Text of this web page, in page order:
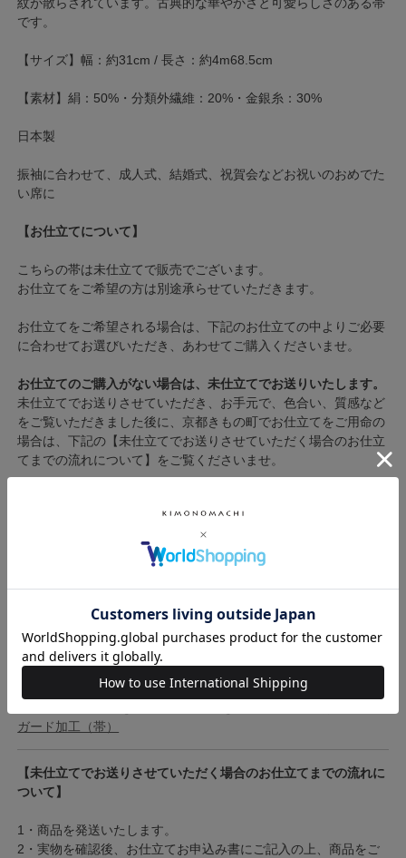
です。
【サイズ】幅：約31cm / 長さ：約4m68.5cm
【素材】絹：50%・分類外繊維：20%・金銀糸：30%
日本製
振袖に合わせて、成人式、結婚式、祝賀会などお祝いのおめでた
い席に
【お仕立てについて】
こちらの帯は未仕立てで販売でございます。
お仕立てをご希望の方は別途承らせていただきます。
お仕立てをご希望される場合は、下記のお仕立ての中よりご必要
に合わせてお選びいただき、あわせてご購入くださいませ。
お仕立てのご購入がない場合は、未仕立てでお送りいたします。
未仕立てでお送りさせていただき、お手元で、色合い、質感など
をご覧いただきました後に、京都きもの町でお仕立てをご用命の
場合は、下記の【未仕立てでお送りさせていただく場合のお仕立
てまでの流れについて】をご覧くださいませ。
絹芯は基本的に、綿芯に比べ柔らかく軽いのが特徴的です。綿芯
が絹芯に劣るということはなく、ご使用される方の好みによりま
す。当店では90％以上の方が綿芯でお仕立てをされています。
ガード加工（帯）
【未仕立てでお送りさせていただく場合のお仕立てまでの流れに
ついて】
1・商品を発送いたします。
2・実物を確認後、お仕立てお申込み書にご記入の上、商品をご